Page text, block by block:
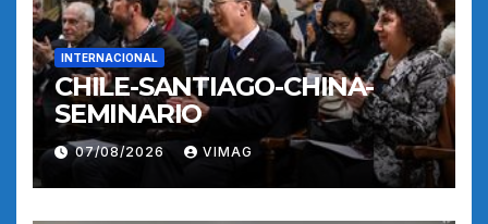
INTERNACIONAL
CHILE-SANTIAGO-CHINA-
SEMINARIO
07/08/2026 VIMAG